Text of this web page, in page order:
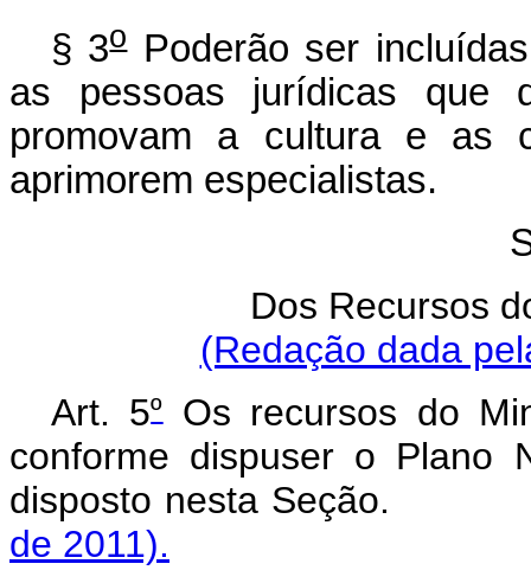
§ 3oPoderão ser
as pessoas jurídicas que
promovam a cultura e as
aprimorem especialistas.
Dos Recursos
(Redação dada
Art. 5ºOs recursos do
conforme dispuser o Plano
disposto nesta
de 2011).